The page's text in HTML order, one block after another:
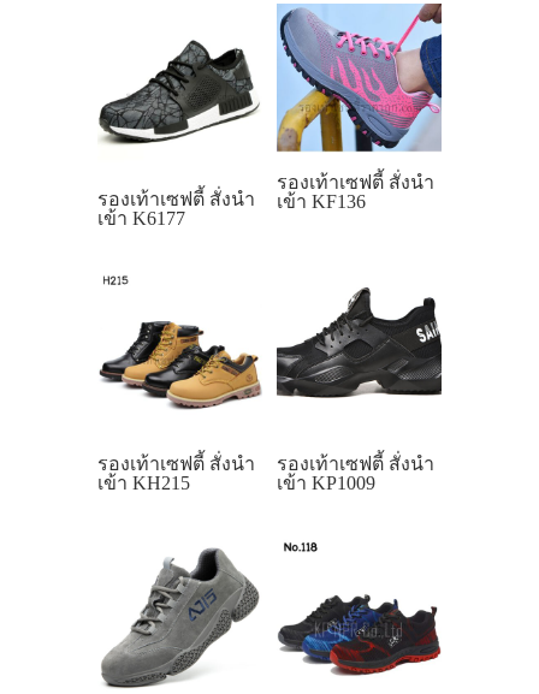
รองเท้าเซฟตี้ สั่งนำ
เข้า K6177
รองเท้าเซฟตี้ สั่งนำ
เข้า KF136
รองเท้าเซฟตี้ สั่งนำ
เข้า KH215
รองเท้าเซฟตี้ สั่งนำ
เข้า KP1009